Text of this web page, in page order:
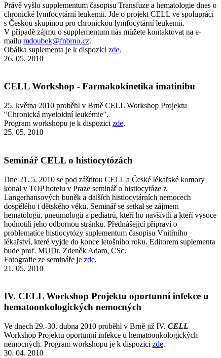
Právě vyšlo supplementum časopisu Transfuze a hematologie dnes o
chronické lymfocytární leukemii. Jde o projekt CELL ve spolupráci
s Českou skupinou pro chronickou lymfocytární leukemii.
V případě zájmu o supplementum nás můžete kontaktovat na e-
mailu mdoubek@fnbrno.cz.
Obálka suplementa je k dispozici zde.
26. 05. 2010
CELL Workshop - Farmakokinetika imatinibu
25. května 2010 proběhl v Brně CELL Workshop Projektu
"Chronická myeloidní leukémie".
Program workshopu je k dispozici zde.
25. 05. 2010
Seminář CELL o histiocytózách
Dne 21. 5. 2010 se pod záštitou CELL a České lékařské komory
konal v TOP hotelu v Praze seminář o histiocytóze z
Langerhansových buněk a dalších histiocytárních nemocech
dospělého i dětského věku. Seminář se setkal se zájmem
hematologů, pneumologů a pediatrů, kteří ho navšívili a kteří vysoce
hodnotili jeho odbornou stránku. Přednášející připraví o
problematice histiocytózy suplementum časopisu Vnitřního
lékařství, které vyjde do konce letošního roku. Editorem suplementa
bude prof. MUDr. Zdeněk Adam, CSc.
Fotografie ze semináře je zde.
21. 05. 2010
IV. CELL Workshop Projektu oportunní infekce u
hematoonkologických nemocných
Ve dnech 29.-30. dubna 2010 proběhl v Brně již IV. CELL
Workshop Projektu oportunní infekce u hematoonkologických
nemocných. Program workshopu je k dispozici zde.
30. 04. 2010